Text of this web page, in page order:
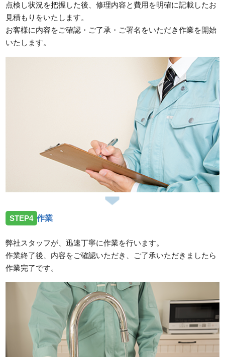
点検し状況を把握した後、修理内容と費用を明確に記載したお
見積もりをいたします。
お客様に内容をご確認・ご了承・ご署名をいただき作業を開始
いたします。
STEP4 作業
弊社スタッフが、迅速丁寧に作業を行います。
作業終了後、内容をご確認いただき、ご了承いただきましたら
作業完了です。